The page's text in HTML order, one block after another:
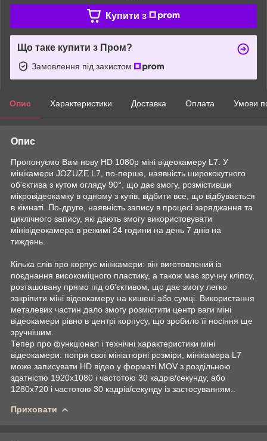
Купити з
Що таке купити з Пром?
Замовлення під захистом
Опис Характеристики Доставка Оплата Умови
Опис
Пропонуємо Вам нову HD 1080p міні відеокамеру L7. У
мінікамери JOZUZE L7, по-перше, наявність ширококутного
об'єктива з кутом огляду 90°, що дає змогу, розмістивши
мікровідеокамку в одному з кутів, відбити все, що відбувається
в кімнаті. По-друге, наявність запису в процесі заряджання та
циклічного запису, які дають змогу використовувати
мінівідеокамера в режимі 24 години на день 7 днів на
тиждень.
Кілька слів про корпус мінікамери: він виготовлений із
поєднання високоміцного пластику, а також має зручну кліпсу,
розташовану прямо під об'єктивом, що дає змогу легко
закріпити міні відеокамеру на кишені або сумці. Використання
металевих частин дало змогу розмістити центр ваги міні
відеокамери рівно в центрі корпусу, що зробило її носіння ще
зручнішим.
Тепер про функціонал і технічні характеристики міні
відеокамери: попри свої мініатюрні розміри, мінікамера L7
може записувати HD відео у форматі MOV з роздільною
здатністю 1920х1080 і частотою 30 кадрів/секунду, або
1280х720 і частотою 30 кадрів/секунду із застосуванням..
Приховати